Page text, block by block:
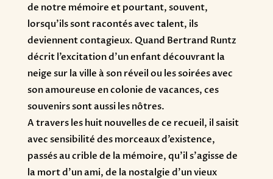
de notre mémoire et pourtant, souvent,
lorsqu’ils sont racontés avec talent, ils
deviennent contagieux. Quand Bertrand Runtz
décrit l’excitation d’un enfant découvrant la
neige sur la ville à son réveil ou les soirées avec
son amoureuse en colonie de vacances, ces
souvenirs sont aussi les nôtres.
A travers les huit nouvelles de ce recueil, il saisit
avec sensibilité des morceaux d’existence,
passés au crible de la mémoire, qu’il s’agisse de
la mort d’un ami, de la nostalgie d’un vieux